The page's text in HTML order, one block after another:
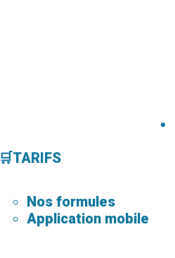
🛒TARIFS
Nos formules
Application mobile